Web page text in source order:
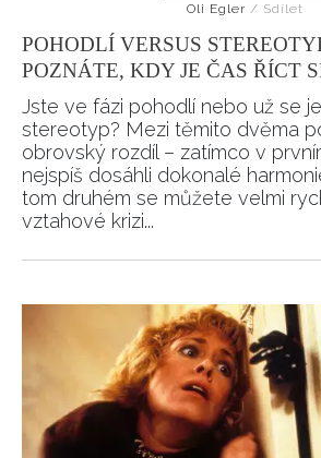
Oli Egler / Sdílet
POHODLÍ VERSUS
POZNÁTE, KDY JE ČAS ŘÍCT
Jste ve fázi pohodlí nebo už se
stereotyp? Mezi těmito dvěma
obrovský rozdíl – zatímco v
nejspíš dosáhli dokonalé
tom druhém se můžete velmi
vztahové krizi...